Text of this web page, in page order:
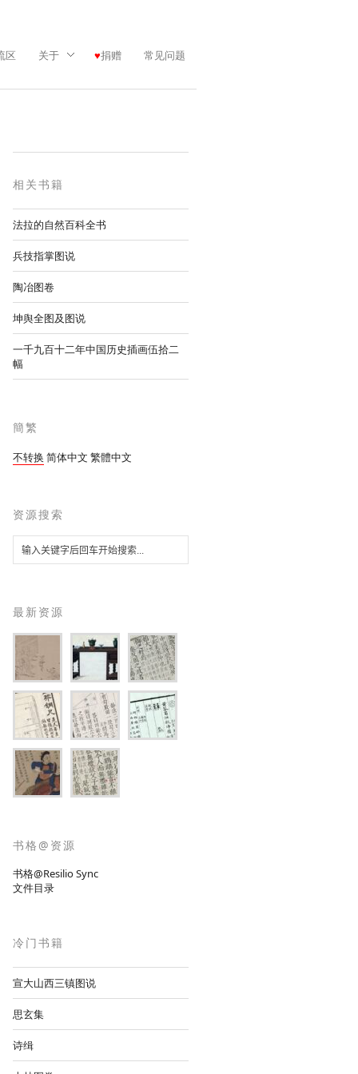
区 关于 捐赠 常见问题
相关书籍
法拉的自然百科全书
兵技指掌图说
陶冶图卷
坤舆全图及图说
一千九百十二年中国历史插画伍拾二
幅
簡繁
不转换 简体中文 繁體中文
资源搜索
最新资源
书格@资源
书格@Resilio Sync
文件目录
冷门书籍
宣大山西三镇图说
思玄集
诗缉